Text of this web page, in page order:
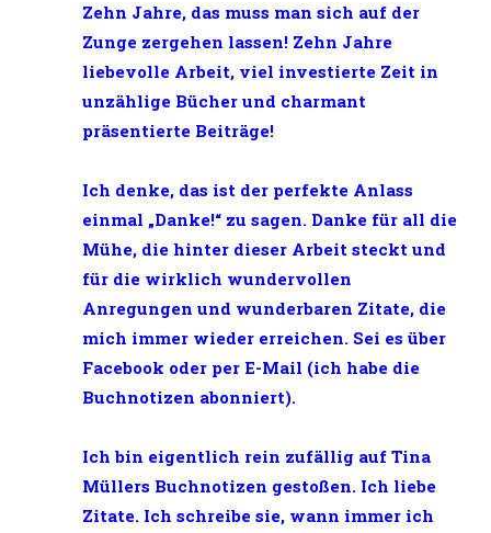
Zehn Jahre, das muss man sich auf der
Zunge zergehen lassen! Zehn Jahre
liebevolle Arbeit, viel investierte Zeit in
unzählige Bücher und charmant
präsentierte Beiträge!
Ich denke, das ist der perfekte Anlass
einmal „Danke!“ zu sagen. Danke für all die
Mühe, die hinter dieser Arbeit steckt und
für die wirklich wundervollen
Anregungen und wunderbaren Zitate, die
mich immer wieder erreichen. Sei es über
Facebook oder per E-Mail (ich habe die
Buchnotizen abonniert).
Ich bin eigentlich rein zufällig auf Tina
Müllers Buchnotizen gestoßen. Ich liebe
Zitate. Ich schreibe sie, wann immer ich